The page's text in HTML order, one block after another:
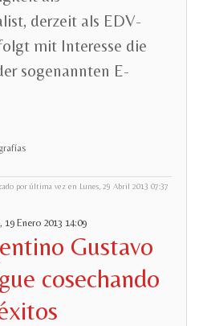
derzeit als EDV-
mit Interesse die
sogenannten E-
por última vez en Lunes, 29 Abril 2013 07:37
19 Enero 2013 14:09
Gustavo
cosechando